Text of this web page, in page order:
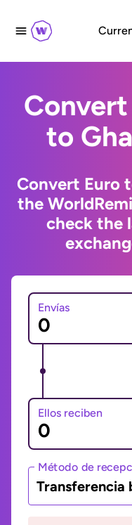
to
Convert Euro
the
check the
Envías
Ellos reciben
Método de
Transferencia